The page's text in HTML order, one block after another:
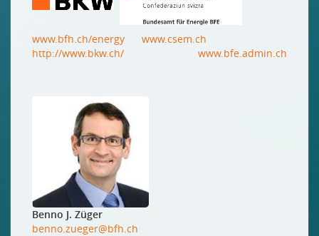
www.bfh.ch/energy
www.csem.ch
http://www.bkw.ch/
www.bfe.admin.ch
Benno J. Züger
benno.zueger@bfh.ch